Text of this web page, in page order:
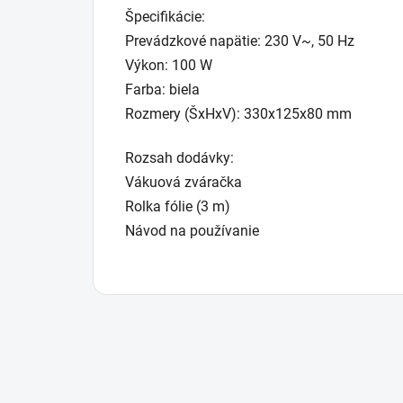
Špecifikácie:
Prevádzkové napätie: 230 V~, 50 Hz
Výkon: 100 W
Farba: biela
Rozmery (ŠxHxV): 330x125x80 mm
Rozsah dodávky:
Vákuová zváračka
Rolka fólie (3 m)
Návod na používanie